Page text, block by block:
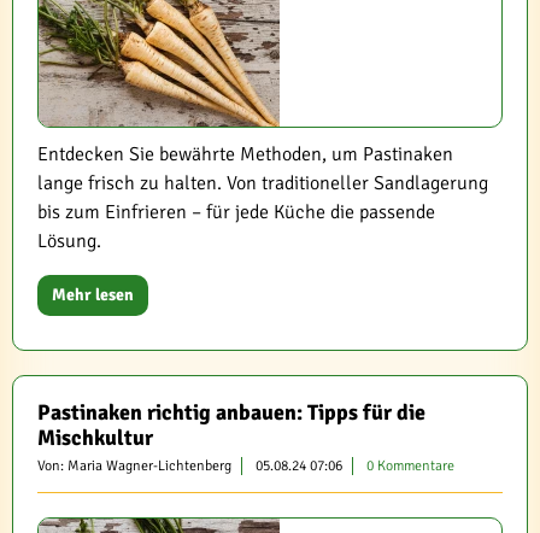
Entdecken Sie bewährte Methoden, um Pastinaken
lange frisch zu halten. Von traditioneller Sandlagerung
bis zum Einfrieren – für jede Küche die passende
Lösung.
Mehr lesen
Pastinaken richtig anbauen: Tipps für die
Mischkultur
Von: Maria Wagner-Lichtenberg 05.08.24 07:06 0 Kommentare